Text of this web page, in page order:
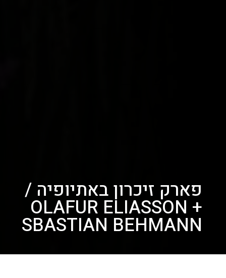
פארק זיכרון באתיופיה /
OLAFUR ELIASSON +
SBASTIAN BEHMANN